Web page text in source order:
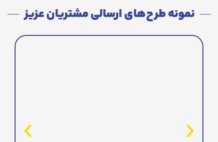
نمونه طرح‌های ارسالی مشتریان عزیز